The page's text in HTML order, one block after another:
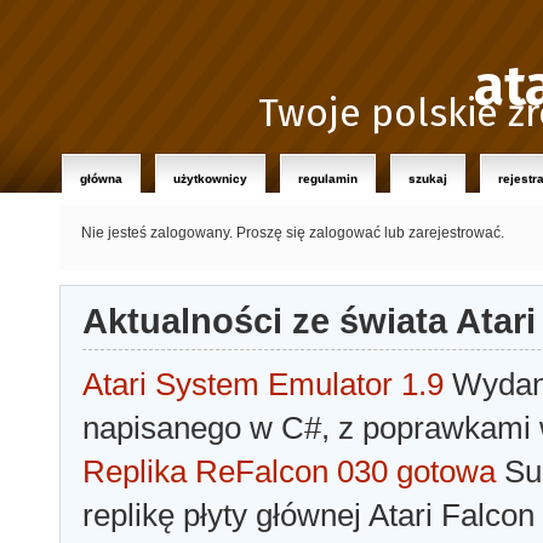
Twoje polskie
główna użytkownicy regulamin szukaj
Nie jesteś zalogowany. Proszę się zalogować lub zarejestrować.
Aktualności ze świata Atari
Atari System Emulator 1.9
napisanego w C#, z poprawkami
Replika ReFalcon 030 gotowa
replikę płyty głównej Atari